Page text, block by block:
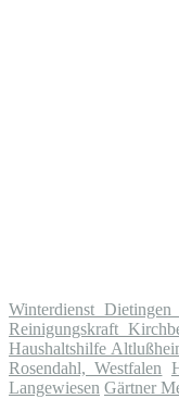
Winterdienst
Reinigungskraft
Haushaltshilfe
Rosendahl, Westfalen
Langewiesen Gärtner